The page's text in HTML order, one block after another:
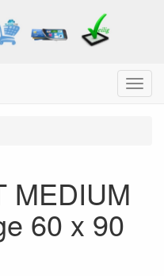
Menu
MEDIUM
60 x 90